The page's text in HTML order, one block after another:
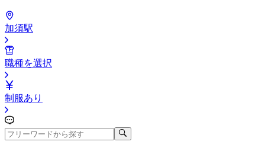
加須駅
職種を選択
制服あり